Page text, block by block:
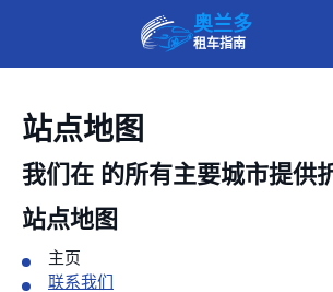
奥兰多
租车指南
站点地图
我们在 的所有主要城市提供
站点地图
主页
联系我们